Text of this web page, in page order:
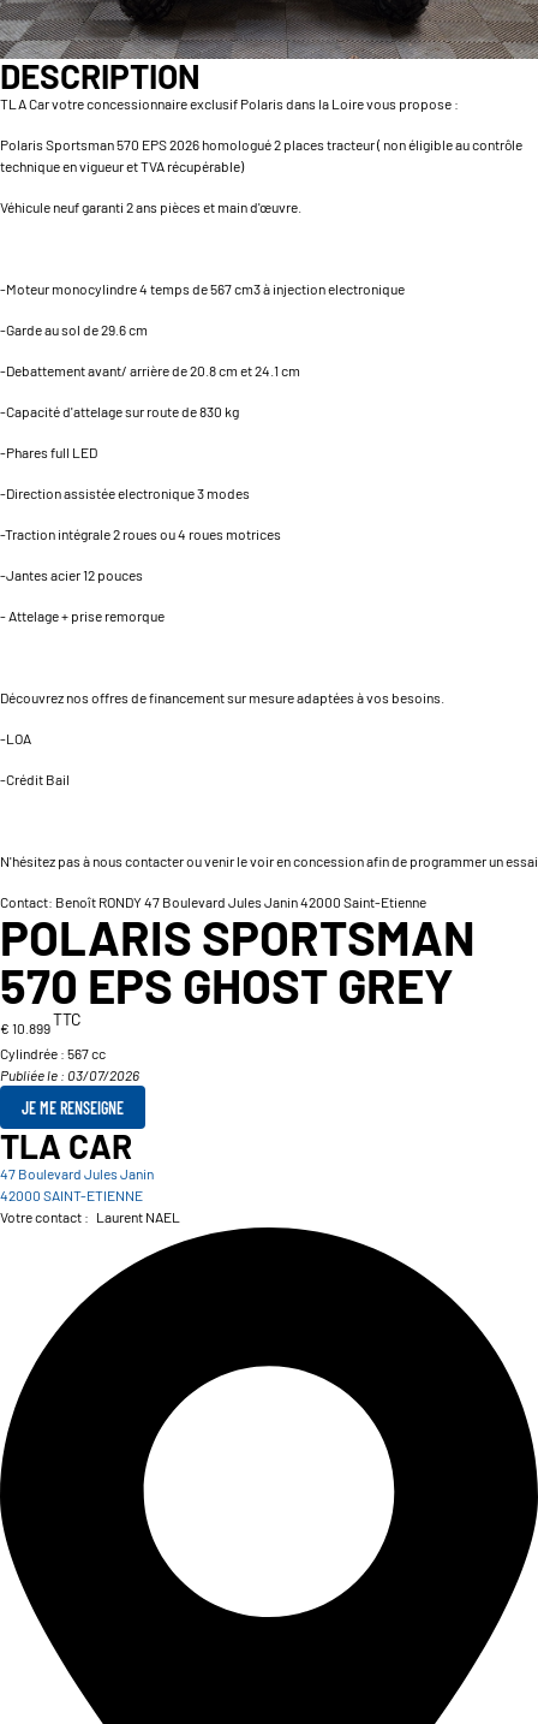
DESCRIPTION
TLA Car votre concessionnaire exclusif Polaris dans la Loire vous propose :
Polaris Sportsman 570 EPS 2026 homologué 2 places tracteur ( non éligible au contrôle
technique en vigueur et TVA récupérable)
Véhicule neuf garanti 2 ans pièces et main d'œuvre.
-Moteur monocylindre 4 temps de 567 cm3 à injection electronique
-Garde au sol de 29.6 cm
-Debattement avant/ arrière de 20.8 cm et 24.1 cm
-Capacité d'attelage sur route de 830 kg
-Phares full LED
-Direction assistée electronique 3 modes
-Traction intégrale 2 roues ou 4 roues motrices
-Jantes acier 12 pouces
- Attelage + prise remorque
Découvrez nos offres de financement sur mesure adaptées à vos besoins.
-LOA
-Crédit Bail
N'hésitez pas à nous contacter ou venir le voir en concession afin de programmer un essai
Contact: Benoît RONDY 47 Boulevard Jules Janin 42000 Saint-Etienne
POLARIS SPORTSMAN
570 EPS GHOST GREY
€ 10.899TTC
Cylindrée : 567 cc
Publiée le : 03/07/2026
JE ME RENSEIGNE
TLA CAR
47 Boulevard Jules Janin
42000 SAINT-ETIENNE
Votre contact : Laurent NAEL